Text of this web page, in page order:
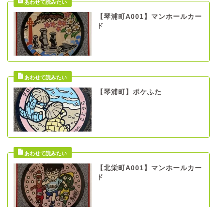
【琴浦町A001】マンホールカー
ド
【琴浦町】ポケふた
【北栄町A001】マンホールカー
ド